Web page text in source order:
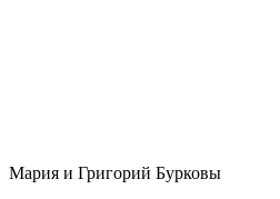
Мария и Григорий Бурковы